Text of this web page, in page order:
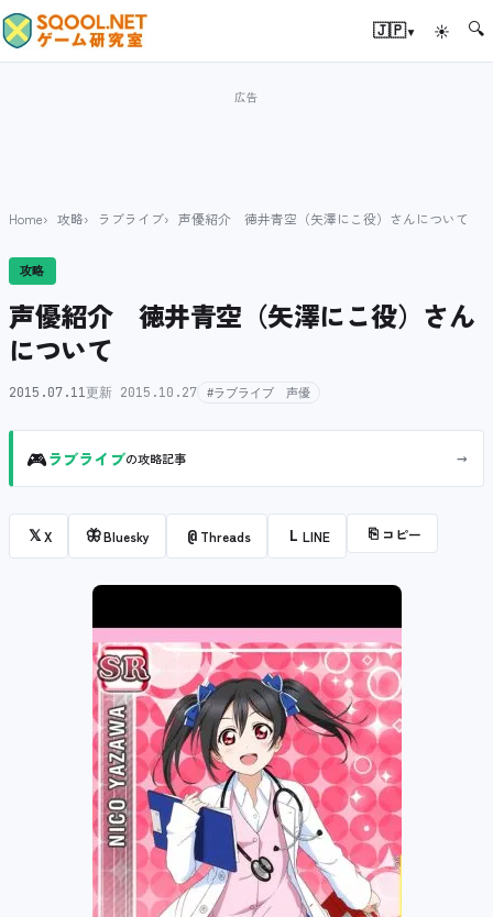
🇯🇵▾ ☀ 🔍
Home 攻略 ラブライブ 声優紹介 徳井青空（矢澤にこ役）さんについて
攻略
声優紹介 徳井青空（矢澤にこ役）さん
について
2015.07.11更新 2015.10.27 #ラブライブ 声優
🎮ラブライブの攻略記事 →
𝕏X 🦋Bluesky @ Threads L LINE ⎘ コピー